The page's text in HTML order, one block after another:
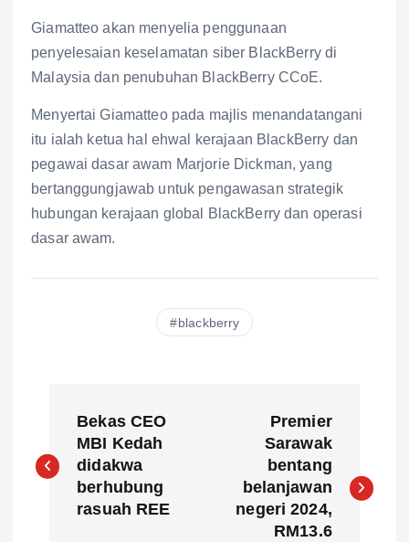
Giamatteo akan menyelia penggunaan
penyelesaian keselamatan siber BlackBerry di
Malaysia dan penubuhan BlackBerry CCoE.
Menyertai Giamatteo pada majlis menandatangani
itu ialah ketua hal ehwal kerajaan BlackBerry dan
pegawai dasar awam Marjorie Dickman, yang
bertanggungjawab untuk pengawasan strategik
hubungan kerajaan global BlackBerry dan operasi
dasar awam.
blackberry
o
Bekas CEO
MBI Kedah
didakwa
berhubung
rasuah REE
Premier
Sarawak
bentang
belanjawan
negeri 2024,
RM13.6